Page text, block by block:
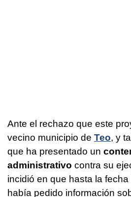
Ante el rechazo que este
vecino municipio de Teo, y
que ha presentado un
administrativo contra su
incidió en que hasta la
había pedido información